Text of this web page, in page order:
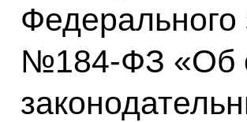
Федерального
№184-ФЗ «Об